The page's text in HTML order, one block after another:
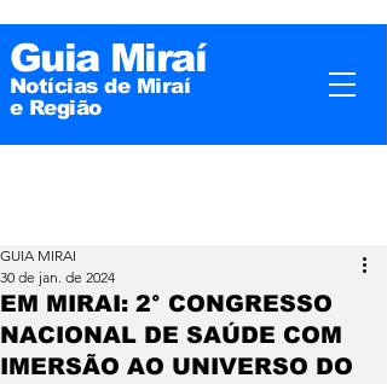
Guia Miraí
Notícias de Miraí
e Região
EM MIRAI: 2° CONGRESSO
NACIONAL DE SAÚDE COM
IMERSÃO AO UNIVERSO DO
GUIA MIRAI
30 de jan. de 2024